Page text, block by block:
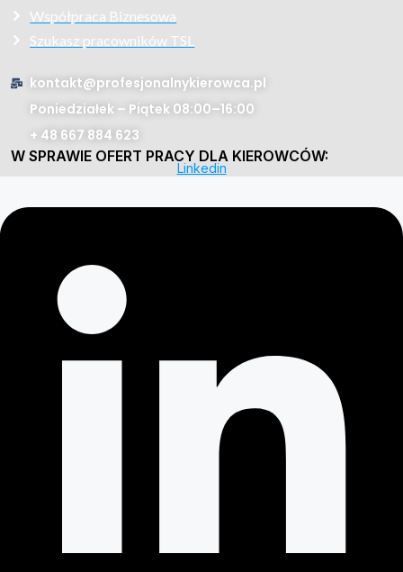
Współpraca Biznesowa
Szukasz pracowników TSL
kontakt@profesjonalnykierowca.pl
Poniedziałek – Piątek 08:00–16:00
+ 48 667 884 623
W SPRAWIE OFERT PRACY DLA KIEROWCÓW:
Linkedin